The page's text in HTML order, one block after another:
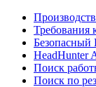
Требования
Безопасный
HeadHunter
Поиск
Поиск по